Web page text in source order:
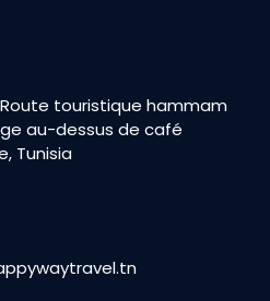
touristique hammam
au-dessus de café
Tunisia